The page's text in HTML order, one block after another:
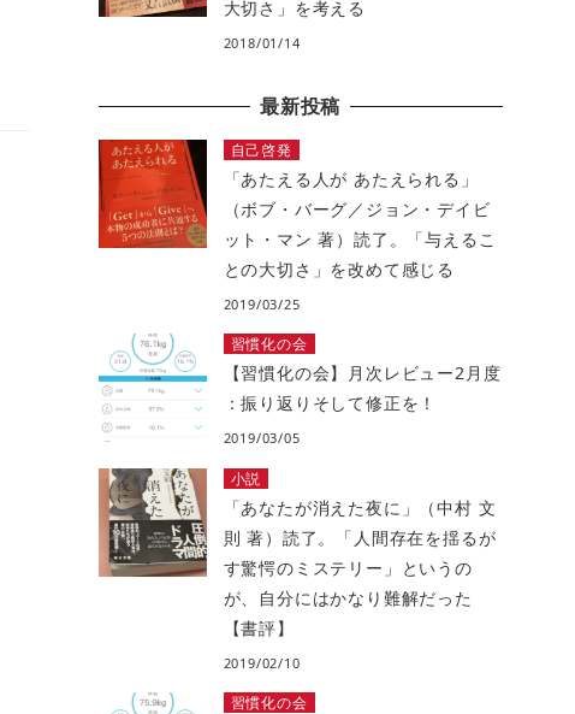
大切さ」を考える
2018/01/14
最新投稿
自己啓発
「あたえる人が あたえられる」
（ボブ・バーグ／ジョン・デイビ
ット・マン 著）読了。「与えるこ
との大切さ」を改めて感じる
2019/03/25
習慣化の会
【習慣化の会】月次レビュー2月度
：振り返りそして修正を！
2019/03/05
小説
「あなたが消えた夜に」（中村 文
則 著）読了。「人間存在を揺るが
す驚愕のミステリー」というの
が、自分にはかなり難解だった
【書評】
2019/02/10
習慣化の会